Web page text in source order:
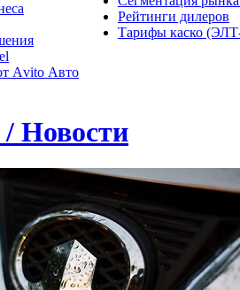
Аvito Авто
Рейтинги дилеров
Тарифы каско
/ Новости